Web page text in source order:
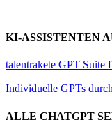
KI-ASSISTENTEN
talentrakete GPT Suite
Individuelle GPTs
ALLE CHATGPT